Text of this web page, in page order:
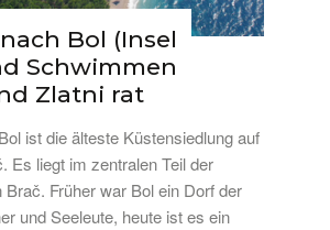
Bol (Insel
Schwimmen
Zlatni rat
ist die älteste Küstensiedlung auf
Es liegt im zentralen Teil der
Brač. Früher war Bol ein Dorf der
und Seeleute, heute ist es ein